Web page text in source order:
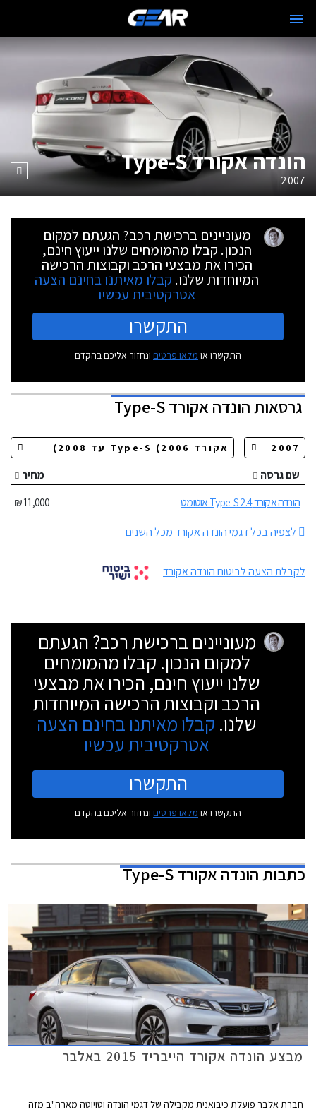
הונדה אקורד Type-S
2007
מעוניינים ברכישת רכב? הגעתם למקום
הנכון. קבלו מהמומחים שלנו ייעוץ חינם,
הכירו את מבצעי הרכב וקבוצות הרכישה
המיוחדות שלנו. קבלו מאיתנו בחינם הצעה
אטרקטיבית עכשיו
התקשרו
התקשרו או מלאו פרטים ונחזור אליכם בהקדם
גרסאותהונדה אקורד Type-S
שם גרסה
מחיר
הונדה אקורד Type-S 2.4 אוטומט
11,000 ₪
לצפיה בכל דגמי הונדה אקורד מכל השנים
לקבלת הצעה לביטוח הונדה אקורד
מעוניינים ברכישת רכב? הגעתם
למקום הנכון. קבלו מהמומחים
שלנו ייעוץ חינם, הכירו את מבצעי
הרכב וקבוצות הרכישה המיוחדות
שלנו. קבלו מאיתנו בחינם הצעה
אטרקטיבית עכשיו
התקשרו
התקשרו או מלאו פרטים ונחזור אליכם בהקדם
כתבותהונדה אקורד Type-S
מבצע הונדה אקורד הייבריד 2015 באלבר
חברת אלבר פועלת כיבואנית מקבילה של דגמי הונדה וטויוטה מארה"ב מזה